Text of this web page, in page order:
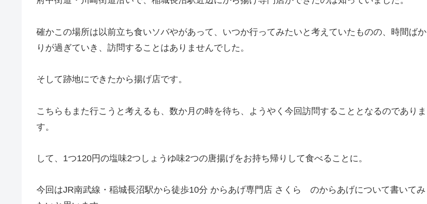
確かこの場所は以前立ち食いソバやがあって、いつか行ってみたいと考えていたものの、時間ばか
りが過ぎていき、訪問することはありませんでした。
そして跡地にできたから揚げ店です。
こちらもまた行こうと考えるも、数か月の時を待ち、ようやく今回訪問することとなるのでありま
す。
して、1つ120円の塩味2つしょうゆ味2つの唐揚げをお持ち帰りして食べることに。
今回はJR南武線・稲城長沼駅から徒歩10分 からあげ専門店 さくら のからあげについて書いてみ